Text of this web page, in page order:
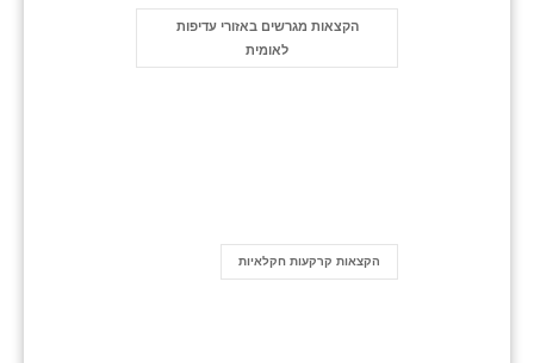
הקצאות מגרשים באזורי עדיפות
לאומית
הקצאות קרקעות חקלאיות